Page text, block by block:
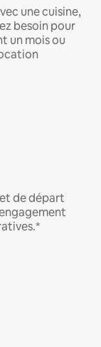
une cuisine,
besoin pour
un mois ou
de départ